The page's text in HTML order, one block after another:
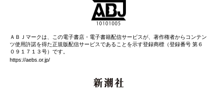
ＡＢＪマークは、この電子書店・電子書籍配信サービスが、著作権者からコンテン
ツ使用許諾を得た正規版配信サービスであることを示す登録商標（登録番号 第６
０９１７１３号）です。
https://aebs.or.jp/